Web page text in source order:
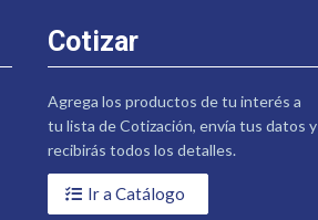
Cotizar
Agrega los productos de tu interés a
tu lista de Cotización, envía tus datos y
recibirás todos los detalles.
Ir a Catálogo